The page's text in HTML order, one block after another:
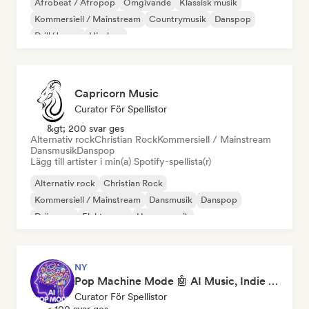
Afrobeat / Afropop Omgivande
Klassisk musik
Kommersiell / Mainstream
Countrymusik
Danspop
Drill/Jersey
Hip-hop
Capricorn Music
Curator För Spellistor
&gt; 200 svar ges
Alternativ rockChristian RockKommersiell / Mainstream
DansmusikDanspop
Lägg till artister i min(a) Spotify-spellista(r)
Alternativ rock
Christian Rock
Kommersiell / Mainstream
Dansmusik
Danspop
Drömpop
Elektropop House-musik
NY
Pop Machine Mode 🤖 AI Music, Indie Pop & Dream Pop
Curator För Spellistor